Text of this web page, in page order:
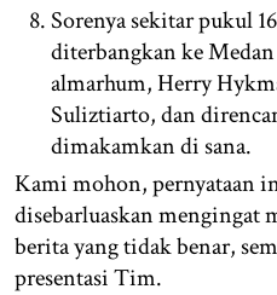
Sorenya sekitar pukul
diterbangkan ke
almarhum, Herry
Suliztiarto, dan
dimakamkan di sana.
Kami mohon, pernyataan
disebarluaskan mengingat
berita yang tidak benar,
presentasi Tim.